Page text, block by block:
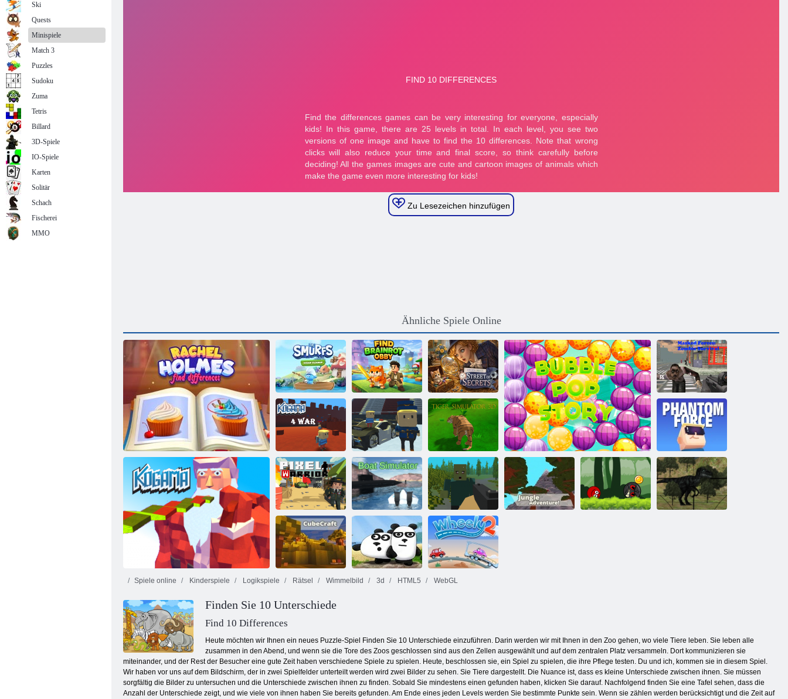
Zu Lesezeichen hinzufügen
Ähnliche Spiele Online
Rachel Holmes: Unterschiede finden
Die Schlümpfe:
Ocean Cleanup
Finde Brainrot
Obby
Wimmelbild
„Straße der
Geheimnisse“.
Maskierte
Kräfte: Zombie-
Überleben
Kogama: 4
Krieg
Kogama
Skispringen!!
Kogama: Weihnachtsparkour
Tiger Simulator
Kogama
Phantomkraft
Pixel -Krieger Boot-Simulator Pixelüberleben
Kogama:
Cubecraft
Spiele online Kinderspiele Logikspiele Rätsel Wimmelbild 3d HTML5 WebGL
Finden Sie 10 Unterschiede
Find 10 Differences
Heute möchten wir Ihnen ein neues Puzzle-Spiel Finden Sie 10 Unterschiede einzuführen. Darin werden wir mit Ihnen in den Zoo gehen, wo viele Tiere leben. Sie leben alle
zusammen in den Abend, und wenn sie die Tore des Zoos geschlossen sind aus den Zellen ausgewählt und auf dem zentralen Platz versammeln. Dort kommunizieren sie
miteinander, und der Rest der Besucher eine gute Zeit haben verschiedene Spiele zu spielen. Heute, beschlossen sie, ein Spiel zu spielen, die ihre Pflege testen. Du und ich, kommen sie in diesem Spiel.
Wir haben vor uns auf dem Bildschirm, der in zwei Spielfelder unterteilt werden wird zwei Bilder zu sehen. Sie Tiere dargestellt. Die Nuance ist, dass es kleine Unterschiede zwischen ihnen. Sie müssen
sorgfältig die Bilder zu untersuchen und die Unterschiede zwischen ihnen zu finden. Sobald Sie mindestens einen gefunden haben, klicken Sie darauf. Nachfolgend finden Sie eine Tafel sehen, dass die
Anzahl der Unterschiede zeigt, und wie viele von ihnen haben Sie bereits gefunden. Am Ende eines jeden Levels werden Sie bestimmte Punkte sein. Wenn sie zählen werden berücksichtigt und die Zeit auf
Ski
Quests
Minispiele
Match 3
Puzzles
Sudoku
Zuma
Tetris
Billard
3D-Spiele
IO-Spiele
Karten
Solitär
Schach
Fischerei
MMO